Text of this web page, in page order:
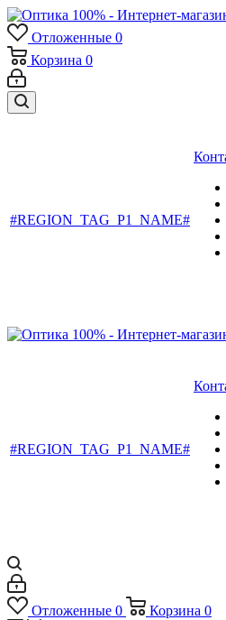
Отложенные 0
Корзина 0
#REGION_TAG_P1_NAME#
#REGION_TAG_P1_NAME#
Отложенные 0 Корзина 0